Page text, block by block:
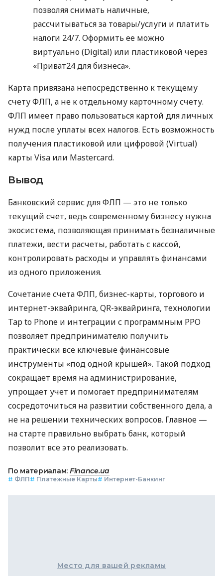
позволяя снимать наличные,
рассчитываться за товары/услуги и платить
налоги 24/7. Оформить ее можно
виртуально (Digital) или пластиковой через
«Приват24 для бизнеса».
Карта привязана непосредственно к текущему
счету ФЛП, а не к отдельному карточному счету.
ФЛП имеет право пользоваться картой для личных
нужд после уплаты всех налогов. Есть возможность
получения пластиковой или цифровой (Virtual)
карты Visa или Mastercard.
Вывод
Банковский сервис для ФЛП — это не только
текущий счет, ведь современному бизнесу нужна
экосистема, позволяющая принимать безналичные
платежи, вести расчеты, работать с кассой,
контролировать расходы и управлять финансами
из одного приложения.
Сочетание счета ФЛП, бизнес-карты, торгового и
интернет-эквайринга, QR-эквайринга, технологии
Tap to Phone и интеграции с программным РРО
позволяет предпринимателю получить
практически все ключевые финансовые
инструменты «под одной крышей». Такой подход
сокращает время на администрирование,
упрощает учет и помогает предпринимателям
сосредоточиться на развитии собственного дела, а
не на решении технических вопросов. Главное —
на старте правильно выбрать банк, который
позволит все это реализовать.
По материалам: Finance.ua
# ФЛП# Платежные Карты# Интернет-Банкинг
Место для вашей рекламы